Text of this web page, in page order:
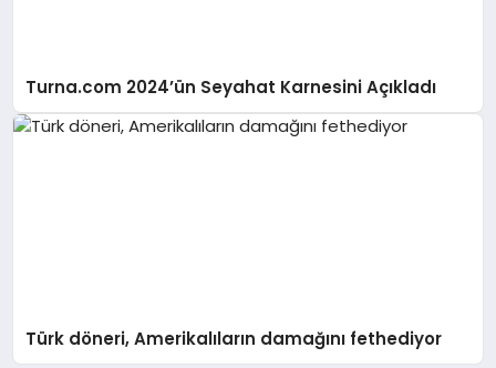
Turna.com 2024’ün Seyahat Karnesini Açıkladı
Türk döneri, Amerikalıların damağını fethediyor